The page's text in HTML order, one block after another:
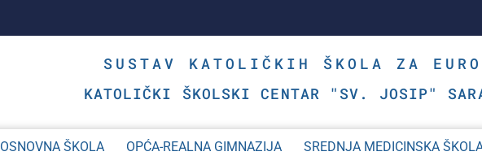
SUSTAV KATOLIČKIH ŠKOLA ZA
KATOLIČKI ŠKOLSKI CENTAR "SV. JOSIP"
OSNOVNA ŠKOLA OPĆA-REALNA GIMNAZIJA SREDNJA MEDICINSKA